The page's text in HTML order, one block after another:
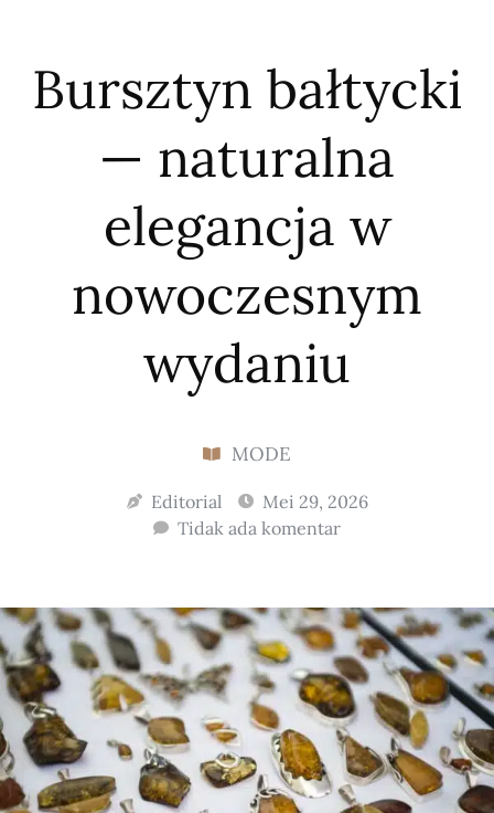
Bursztyn bałtycki
— naturalna
elegancja w
nowoczesnym
wydaniu
MODE
Editorial
Mei 29, 2026
Tidak ada komentar